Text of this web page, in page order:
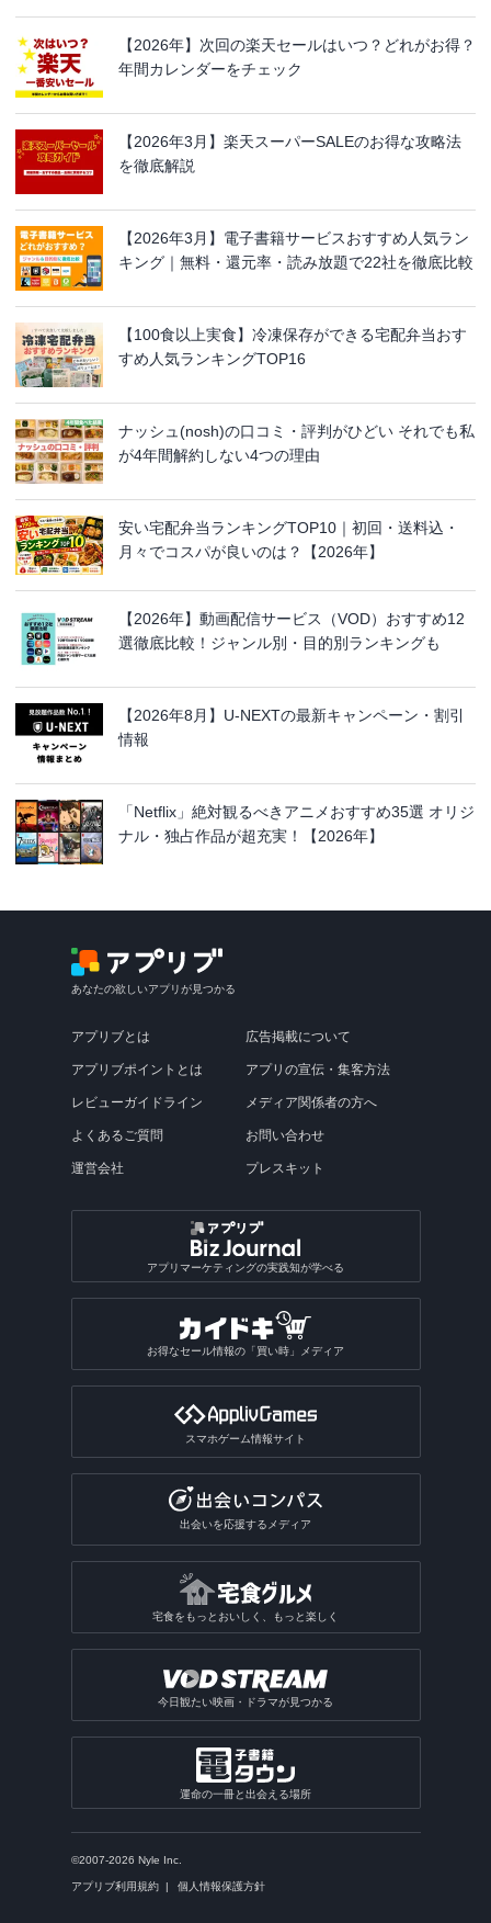
【2026年】次回の楽天セールはいつ？どれがお得？
年間カレンダーをチェック
【2026年3月】楽天スーパーSALEのお得な攻略法
を徹底解説
【2026年3月】電子書籍サービスおすすめ人気ラン
キング｜無料・還元率・読み放題で22社を徹底比較
【100食以上実食】冷凍保存ができる宅配弁当おす
すめ人気ランキングTOP16
ナッシュ(nosh)の口コミ・評判がひどい それでも私
が4年間解約しない4つの理由
安い宅配弁当ランキングTOP10｜初回・送料込・
月々でコスパが良いのは？【2026年】
【2026年】動画配信サービス（VOD）おすすめ12
選徹底比較！ジャンル別・目的別ランキングも
【2026年8月】U-NEXTの最新キャンペーン・割引
情報
「Netflix」絶対観るべきアニメおすすめ35選 オリジ
ナル・独占作品が超充実！【2026年】
あなたの欲しいアプリが見つかる
アプリブとは
アプリブポイントとは
レビューガイドライン
よくあるご質問
運営会社
広告掲載について
アプリの宣伝・集客方法
メディア関係者の方へ
お問い合わせ
プレスキット
アプリマーケティングの実践知が学べる
お得なセール情報の「買い時」メディア
スマホゲーム情報サイト
出会いを応援するメディア
宅食をもっとおいしく、もっと楽しく
今日観たい映画・ドラマが見つかる
運命の一冊と出会える場所
©2007-2026 Nyle Inc.
アプリブ利用規約 個人情報保護方針